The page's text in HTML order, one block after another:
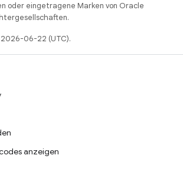
oder eingetragene Marken von Oracle
06-22 (UTC).
anzeigen